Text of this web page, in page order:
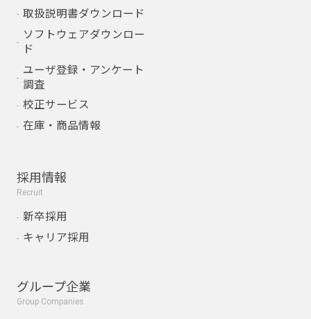
取扱説明書ダウンロード
ソフトウェアダウンロー
ド
ユーザ登録・アンケート
調査
校正サービス
在庫・商品情報
採用情報
Recruit
新卒採用
キャリア採用
グループ企業
Group Companies